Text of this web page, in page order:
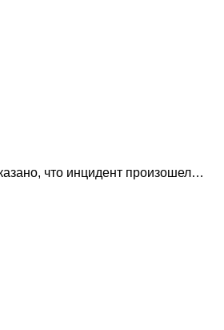
что инцидент произошел…